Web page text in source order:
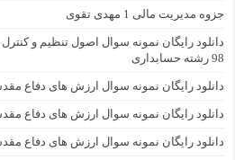
جزوه مدیریت مالی 1 مهدی تقوی
98 رشته حسابداری
دانلود رایگان نمونه سوال ارزش های دفاع مقدس
دانلود رایگان نمونه سوال ارزش های دفاع مقدس
دانلود رایگان نمونه سوال ارزش های دفاع مقدس